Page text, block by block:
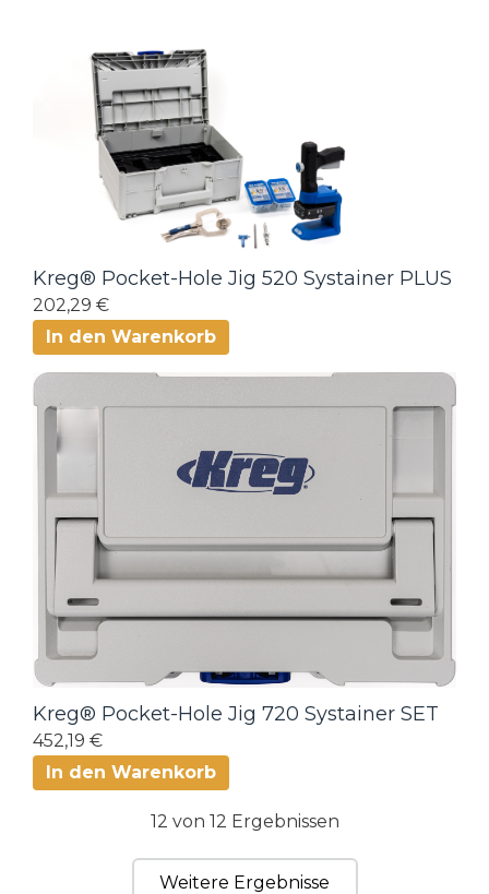
Kreg® Pocket-Hole Jig 520 Systainer PLUS
202,29 €
In den Warenkorb
Kreg® Pocket-Hole Jig 720 Systainer SET
452,19 €
In den Warenkorb
12 von 12 Ergebnissen
Weitere Ergebnisse